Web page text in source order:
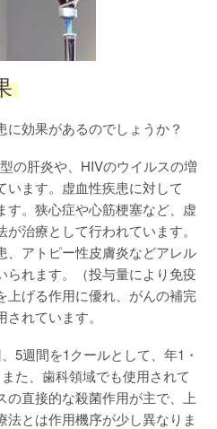
効果があるのでしょうか？
の肝炎や、HIVのウイルスの増
ます。虚血性疾患に対して
す。狭心症や心筋梗塞など、虚
治療として行われています。
、アトピー性皮膚炎などアレル
られます。（投与量により免疫
上げる作用に優れ、がんの補完
れています。
5週間を1クールとして、年1・
た、歯科領域でも使用されて
の直接的な殺菌作用が主で、上
とは作用機序が少し異なりま